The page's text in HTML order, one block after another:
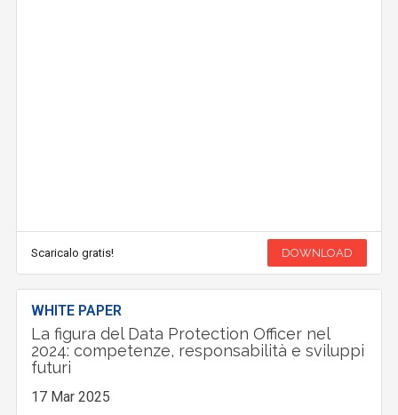
Scaricalo gratis! DOWNLOAD
WHITE PAPER
La figura del Data Protection Officer nel
2024: competenze, responsabilità e sviluppi
futuri
17 Mar 2025